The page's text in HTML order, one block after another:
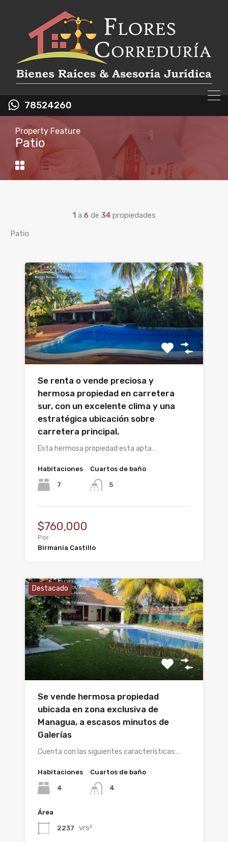
78524260
Property Feature
Patio
1 a 6 de 34 propiedades
Patio
Se renta o vende preciosa y
hermosa propiedad en carretera
sur, con un excelente clima y una
estratégica ubicación sobre
carretera principal.
Esta hermosa propiedad esta apta…
Habitaciones
7
Cuartos de baño
5
$760,000
Por
Birmania Castillo
Destacado
Se vende hermosa propiedad
ubicada en zona exclusiva de
Managua, a escasos minutos de
Galerías
Cuenta con las siguientes características:…
Habitaciones
4
Cuartos de baño
4
Área
2237 vrs²